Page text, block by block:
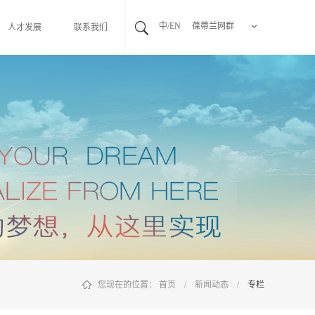
葆蒂兰网群
中/EN
人才发展 联系我们
您现在的位置： 首页 / 新闻动态 / 专栏